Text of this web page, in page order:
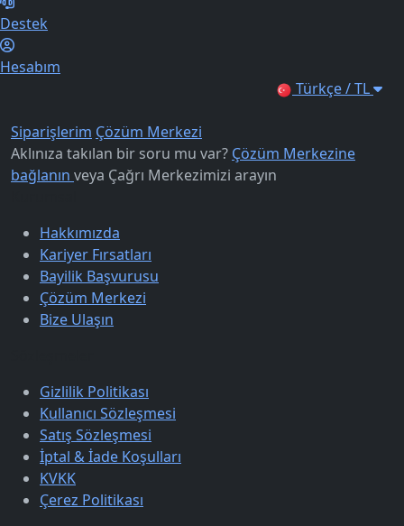
Destek
Hesabım
Türkçe / TL
Siparişlerim Çözüm Merkezi
Aklınıza takılan bir soru mu var? Çözüm Merkezine
bağlanın veya Çağrı Merkezimizi arayın
Hakkımızda
Kariyer Fırsatları
Bayilik Başvurusu
Çözüm Merkezi
Bize Ulaşın
Gizlilik Politikası
Kullanıcı Sözleşmesi
Satış Sözleşmesi
İptal & İade Koşulları
KVKK
Çerez Politikası